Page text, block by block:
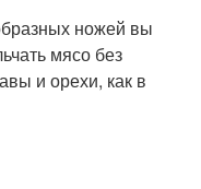
ножей вы
мясо без
и орехи, как в